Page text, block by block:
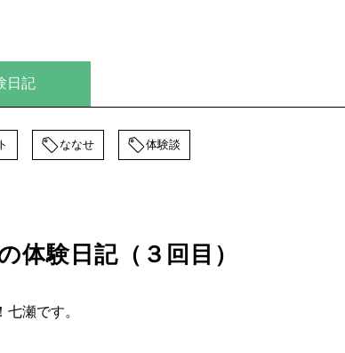
日記
ななせ 体験談
体験日記（３回目）
七瀬です。